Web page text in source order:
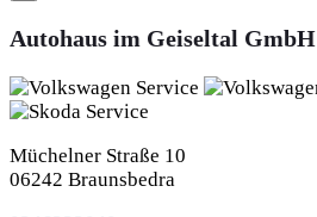
Autohaus im Geiseltal GmbH
Müchelner Straße 10
06242 Braunsbedra